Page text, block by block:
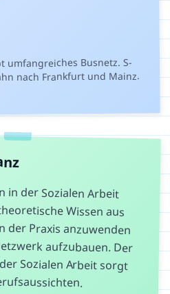
umfangreiches Busnetz. S-
nach Frankfurt und Mainz.
in der Sozialen Arbeit
Wissen aus
Praxis anzuwenden
aufzubauen. Der
Sozialen Arbeit sorgt
Berufsaussichten.
Bewerber, die
in verschiedenen